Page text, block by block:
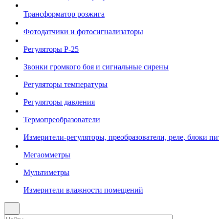
Трансформатор розжига
Фотодатчики и фотосигнализаторы
Регуляторы Р-25
Звонки громкого боя и сигнальные сирены
Регуляторы температуры
Регуляторы давления
Термопреобразователи
Измерители-регуляторы, преобразователи, реле, блоки
Мегаомметры
Мультиметры
Измерители влажности помещений